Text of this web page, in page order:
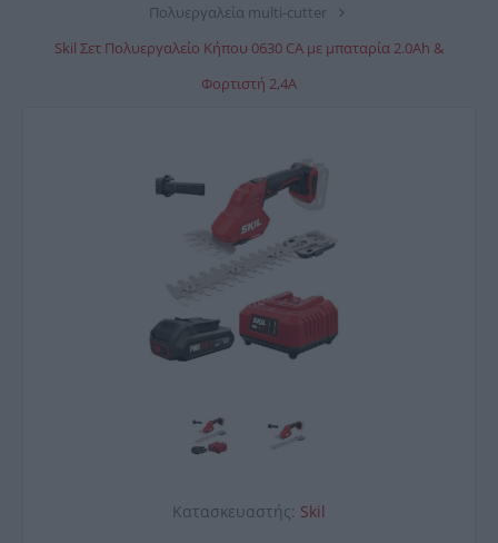
Πολυεργαλεία multi-cutter
Skil Σετ Πολυεργαλείο Κήπου 0630 CA με μπαταρία 2.0Ah &
Φορτιστή 2,4Α
Κατασκευαστής: Skil